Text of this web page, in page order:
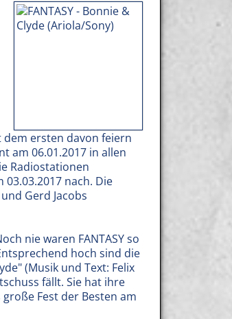
ersten davon feiern
am 06.01.2017 in allen
Radiostationen
nach. Die
Gerd Jacobs
nie waren FANTASY so
hoch sind die
(Musik und Text: Felix
fällt. Sie hat ihre
Fest der Besten am